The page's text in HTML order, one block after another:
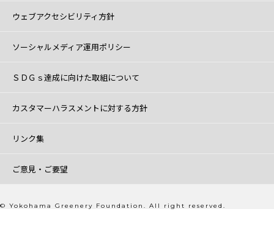
ウェブアクセシビリティ方針
ソーシャルメディア運用ポリシー
ＳＤＧｓ達成に向けた取組について
カスタマーハラスメントに対する方針
リンク集
ご意見・ご要望
© Yokohama Greenery Foundation. All right reserved.